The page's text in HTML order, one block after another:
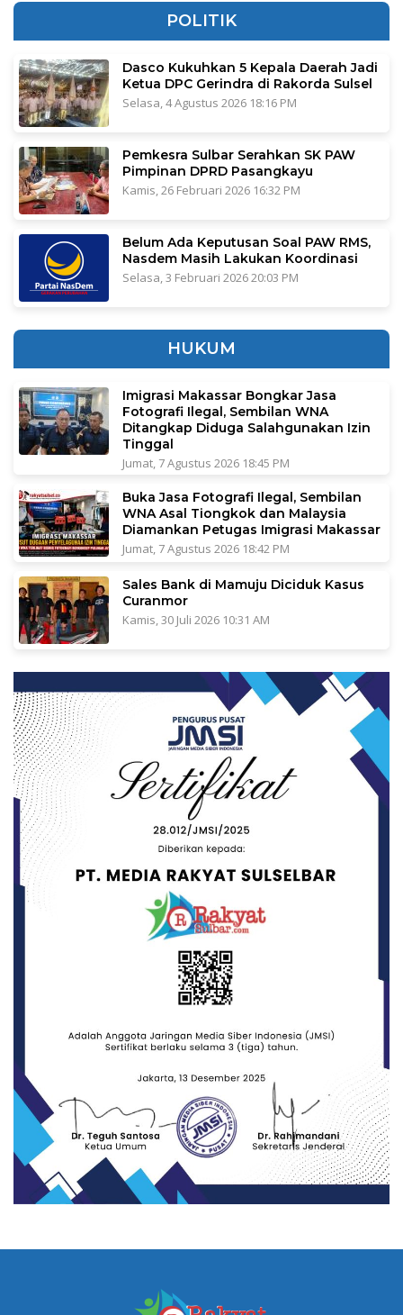
POLITIK
Dasco Kukuhkan 5 Kepala Daerah Jadi
Ketua DPC Gerindra di Rakorda Sulsel
Selasa, 4 Agustus 2026 18:16 PM
Pemkesra Sulbar Serahkan SK PAW
Pimpinan DPRD Pasangkayu
Kamis, 26 Februari 2026 16:32 PM
Belum Ada Keputusan Soal PAW RMS,
Nasdem Masih Lakukan Koordinasi
Selasa, 3 Februari 2026 20:03 PM
HUKUM
Imigrasi Makassar Bongkar Jasa
Fotografi Ilegal, Sembilan WNA
Ditangkap Diduga Salahgunakan Izin
Tinggal
Jumat, 7 Agustus 2026 18:45 PM
Buka Jasa Fotografi Ilegal, Sembilan
WNA Asal Tiongkok dan Malaysia
Diamankan Petugas Imigrasi Makassar
Jumat, 7 Agustus 2026 18:42 PM
Sales Bank di Mamuju Diciduk Kasus
Curanmor
Kamis, 30 Juli 2026 10:31 AM